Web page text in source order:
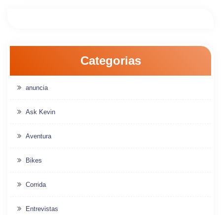
Categorias
anuncia
Ask Kevin
Aventura
Bikes
Corrida
Entrevistas